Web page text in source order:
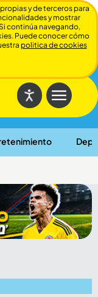
Cerrar
y de terceros para
y mostrar
continúa navegando,
Puede conocer cómo
politica de cookies